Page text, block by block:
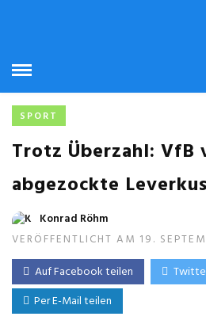
SPORT
Trotz Überzahl: VfB
abgezockte
Konrad Röhm
VERÖFFENTLICHT AM 19.
Auf Facebook teilen
Per E-Mail teilen